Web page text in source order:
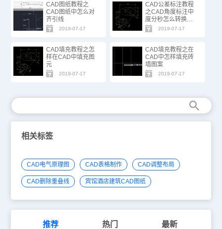
CAD图纸教程之
CAD图纸中怎么对
齐引线
2019-07-17
CAD公差标注教程
之CAD角度标注中
度分秒怎么转换成
百分度2019-07-17
CAD填充教程之怎
样在CAD中填充图
元
2019-07-17
CAD填充教程之在
CAD中怎样填充砖
墙图案
2019-07-17
相关标签
CAD电气原理图 CAD表格制作 CAD调整布局
CAD删除重叠线 宾馆酒店建筑CAD图纸
推荐 热门 最新